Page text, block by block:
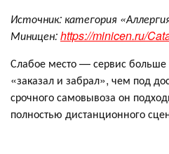
Источник: категория
Миницен:https://minicen.ru/
Слабое место — сервис больше
«заказал и забрал», чем под
срочного самовывоза он
полностью дистанционного